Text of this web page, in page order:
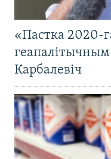
«Пастка 2020-
Карбалевіч